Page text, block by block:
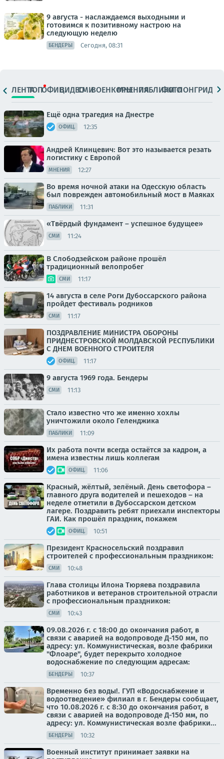
9 августа - наслаждаемся выходными и
готовимся к позитивному настрою на
следующую неделю
БЕНДЕРЫ Сегодня, 08:31
ЛЕНТАТОПОФИЦ.ВИДЕОСМИВОЕНКОРЫМНЕНИЯПАБЛИКИ
ФОТОЛОНГРИДЫ
Ещё одна трагедия на Днестре
ОФИЦ. 12:35
Андрей Клинцевич: Вот это называется резать
логистику с Европой
МНЕНИЯ 12:27
Во время ночной атаки на Одесскую область
был поврежден автомобильный мост в Маяках
ПАБЛИКИ 11:31
«Твёрдый фундамент – успешное будущее»
СМИ 11:24
В Слободзейском районе прошёл
традиционный велопробег
СМИ 11:17
14 августа в селе Роги Дубоссарского района
пройдет фестиваль родников
СМИ 11:17
ПОЗДРАВЛЕНИЕ МИНИСТРА ОБОРОНЫ
ПРИДНЕСТРОВСКОЙ МОЛДАВСКОЙ РЕСПУБЛИКИ
С ДНЕМ ВОЕННОГО СТРОИТЕЛЯ
ОФИЦ. 11:17
9 августа 1969 года. Бендеры
СМИ 11:13
Стало известно что же именно хохлы
уничтожили около Геленджика
ПАБЛИКИ 11:09
Их работа почти всегда остаётся за кадром, а
имена известны лишь коллегам
ОФИЦ. 11:06
Красный, жёлтый, зелёный. День светофора –
главного друга водителей и пешеходов – на
неделе отметили в Дубоссарском детском
лагере. Поздравить ребят приехали инспекторы
ГАИ. Как прошёл праздник, покажем
ОФИЦ. 10:51
Президент Красносельский поздравил
строителей с профессиональным праздником:
СМИ 10:48
Глава столицы Илона Тюряева поздравила
работников и ветеранов строительной отрасли
с профессиональным праздником:
СМИ 10:43
09.08.2026 г. с 18:00 до окончания работ, в
связи с аварией на водопроводе Д-150 мм, по
адресу: ул. Коммунистическая, возле фабрики
"Флоаре", будет перекрыто холодное
водоснабжение по следующим адресам:
БЕНДЕРЫ 10:37
Временно без воды!. ГУП «Водоснабжение и
водоотведение» филиал в г. Бендеры сообщает,
что 10.08.2026 г. с 8:30 до окончания работ, в
связи с аварией на водопроводе Д-150 мм, по
адресу: ул. Коммунистическая возле фабрики...
БЕНДЕРЫ 10:32
Военный институт принимает заявки на